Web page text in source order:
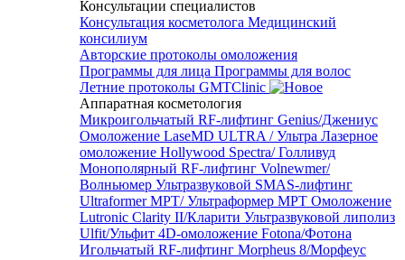
Консультации специалистов
Консультация косметолога Медицинский
консилиум
Авторские протоколы омоложения
Программы для лица Программы для волос
Летние протоколы GMTClinic
Аппаратная косметология
Микроигольчатый RF-лифтинг Genius/Джениус
Омоложение LaseMD ULTRA / Ультра Лазерное
омоложение Hollywood Spectra/ Голливуд
Монополярный RF-лифтинг Volnewmer/
Волньюмер Ультразвуковой SMAS-лифтинг
Ultraformer MPT/ Ультраформер MPT Омоложение
Lutronic Clarity II/Кларити Ультразвуковой липолиз
Ulfit/Ульфит 4D-омоложение Fotona/Фотона
Игольчатый RF-лифтинг Morpheus 8/Морфеус